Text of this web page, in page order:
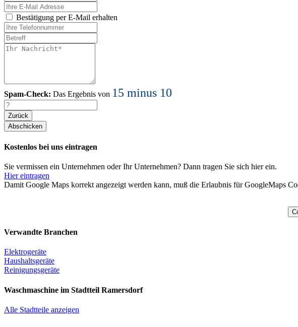
Bestätigung per E-Mail erhalten
Spam-Check: Das Ergebnis von 15 minus 10
Zurück
Kostenlos bei uns eintragen
Sie vermissen ein Unternehmen oder Ihr Unternehmen? Dann tragen Sie sich hier ein.
Hier eintragen
Damit Google Maps korrekt angezeigt werden kann, muß die Erlaubnis für GoogleMaps
Verwandte Branchen
Elektrogeräte
Haushaltsgeräte
Reinigungsgeräte
Waschmaschine im Stadtteil Ramersdorf
Alle Stadtteile anzeigen